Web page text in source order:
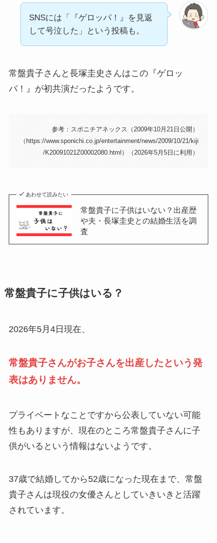
SNSには「『ゲロッパ！』を見返
して号泣した」という投稿も。
常盤貴子さんと長塚圭史さんはこの『ゲロッ
パ！』が初共演だったようです。
参考：スポニチアネックス（2009年10月21日公開）
（https://www.sponichi.co.jp/entertainment/news/2009/10/21/kiji
/K20091021Z00002080.html）（2026年5月5日に利用）
あわせて読みたい
常盤貴子に子供はいない？出産歴
や夫・長塚圭史との結婚生活を調
査
常盤貴子に子供はいる？
2026年5月4日現在、
常盤貴子さんがお子さんを出産したという発
表はありません。
プライベートなことですから公表していない可能
性もありますが、現在のところ常盤貴子さんに子
供がいるという情報はないようです。
37歳で結婚してから52歳になった現在まで、常盤
貴子さんは現役の女優さんとしていきいきと活躍
されています。